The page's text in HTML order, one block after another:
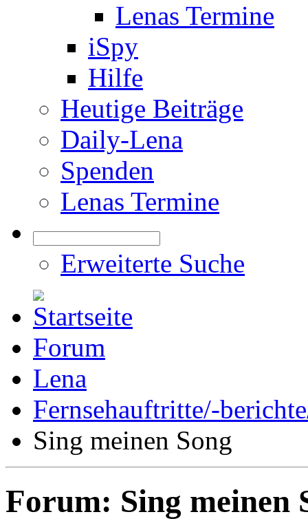
Lenas Termine
iSpy
Hilfe
Heutige Beiträge
Daily-Lena
Spenden
Lenas Termine
Erweiterte Suche
Forum
Lena
Fernsehauftritte/-
Sing meinen Song
Forum: Sing meinen